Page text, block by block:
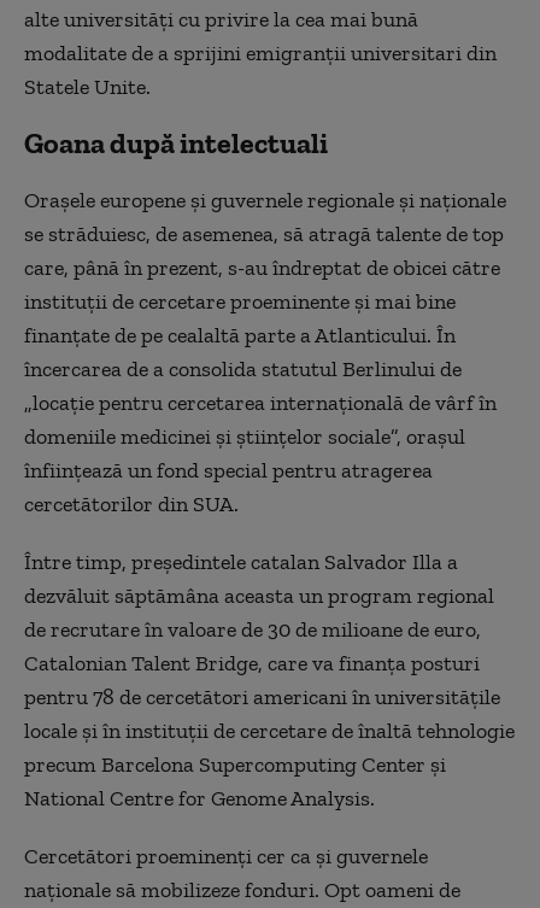
alte universități cu privire la cea mai bună
modalitate de a sprijini emigranții universitari din
Statele Unite.
Goana după intelectuali
Orașele europene și guvernele regionale și naționale
se străduiesc, de asemenea, să atragă talente de top
care, până în prezent, s-au îndreptat de obicei către
instituții de cercetare proeminente și mai bine
finanțate de pe cealaltă parte a Atlanticului. În
încercarea de a consolida statutul Berlinului de
„locație pentru cercetarea internațională de vârf în
domeniile medicinei și științelor sociale”, orașul
înființează un fond special pentru atragerea
cercetătorilor din SUA.
Între timp, președintele catalan Salvador Illa a
dezvăluit săptămâna aceasta un program regional
de recrutare în valoare de 30 de milioane de euro,
Catalonian Talent Bridge, care va finanța posturi
pentru 78 de cercetători americani în universitățile
locale și în instituții de cercetare de înaltă tehnologie
precum Barcelona Supercomputing Center și
National Centre for Genome Analysis.
Cercetători proeminenți cer ca și guvernele
naționale să mobilizeze fonduri. Opt oameni de